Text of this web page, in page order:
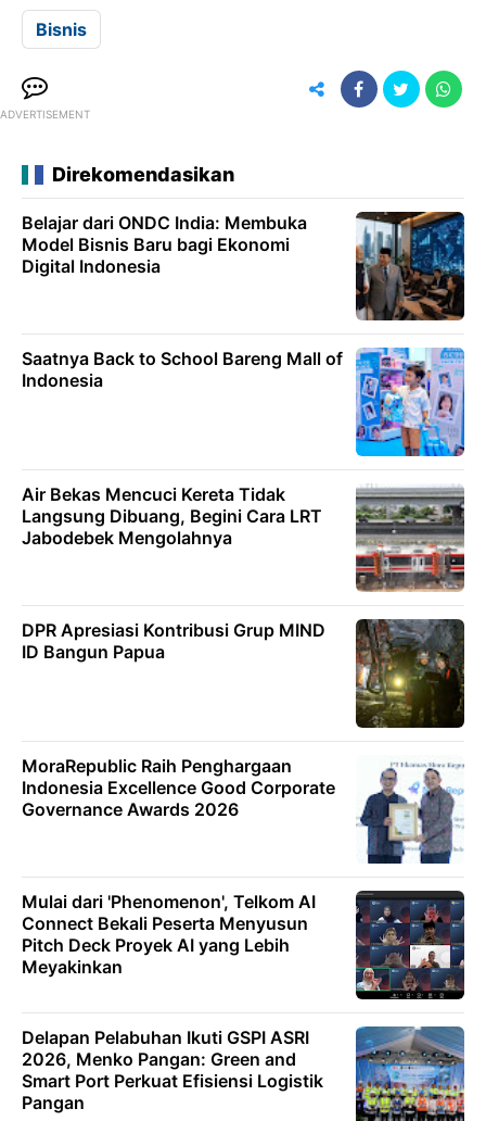
Bisnis
ADVERTISEMENT
Direkomendasikan
Belajar dari ONDC India: Membuka
Model Bisnis Baru bagi Ekonomi
Digital Indonesia
Saatnya Back to School Bareng Mall of
Indonesia
Air Bekas Mencuci Kereta Tidak
Langsung Dibuang, Begini Cara LRT
Jabodebek Mengolahnya
DPR Apresiasi Kontribusi Grup MIND
ID Bangun Papua
MoraRepublic Raih Penghargaan
Indonesia Excellence Good Corporate
Governance Awards 2026
Mulai dari 'Phenomenon', Telkom AI
Connect Bekali Peserta Menyusun
Pitch Deck Proyek AI yang Lebih
Meyakinkan
Delapan Pelabuhan Ikuti GSPI ASRI
2026, Menko Pangan: Green and
Smart Port Perkuat Efisiensi Logistik
Pangan